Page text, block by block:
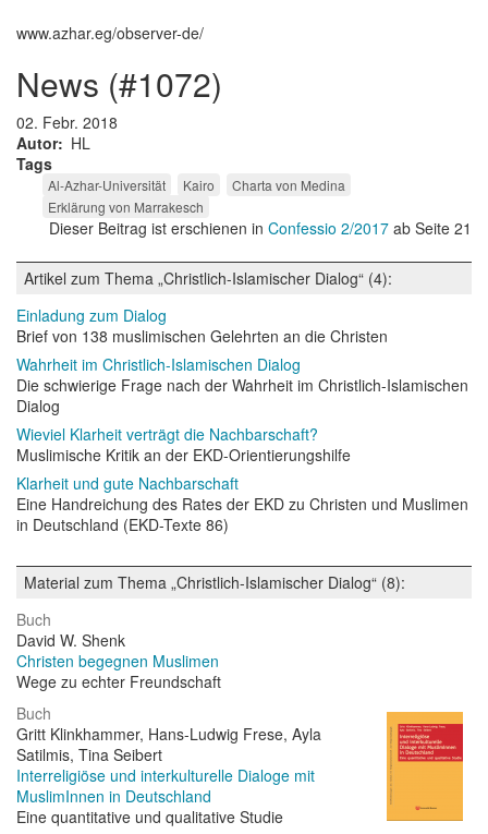
www.azhar.eg/observer-de/
news (#1072)
02. Febr. 2018
Autor
HL
Tags
Al-Azhar-Universität Kairo
Charta von Medina
Erklärung von Marrakesch
Dieser Beitrag ist erschienen in Confessio 2/2017 ab Seite 21
Artikel zum Thema „Christlich-Islamischer Dialog“ (4):
Einladung zum Dialog
Brief von 138 muslimischen Gelehrten an die Christen
Wahrheit im Christlich-Islamischen Dialog
Die schwierige Frage nach der Wahrheit im Christlich-Islamischen
Dialog
Wieviel Klarheit verträgt die Nachbarschaft?
Muslimische Kritik an der EKD-Orientierungshilfe
Klarheit und gute Nachbarschaft
Eine Handreichung des Rates der EKD zu Christen und Muslimen
in Deutschland (EKD-Texte 86)
Material zum Thema „Christlich-Islamischer Dialog“ (8):
Buch
David W. Shenk
Christen begegnen Muslimen
Wege zu echter Freundschaft
Buch
Gritt Klinkhammer, Hans-Ludwig Frese, Ayla
Satilmis, Tina Seibert
Interreligiöse und interkulturelle Dialoge mit
MuslimInnen in Deutschland
Eine quantitative und qualitative Studie